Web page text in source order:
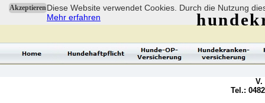
AkzeptierenDiese Website verwendet Cookies. Durch die Nutzung
Mehr erfahren
V.
Tel.: